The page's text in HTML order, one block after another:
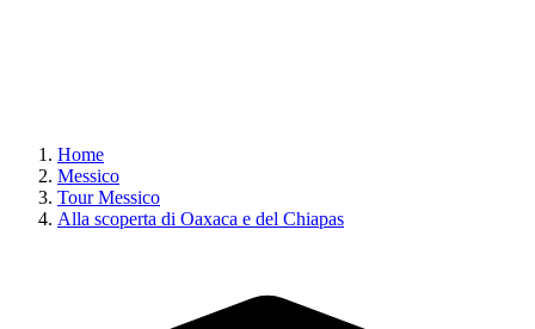
Home
Messico
Tour Messico
Alla scoperta di Oaxaca e del Chiapas